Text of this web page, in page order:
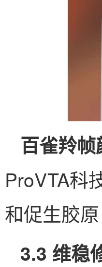
百雀羚
ProVTA科
和促生胶
3.3 维稳